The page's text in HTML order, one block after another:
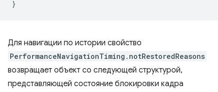
}
Для навигации по истории свойство
PerformanceNavigationTiming.notRestoredReasons
возвращает объект со следующей структурой,
представляющей состояние блокировки кадра